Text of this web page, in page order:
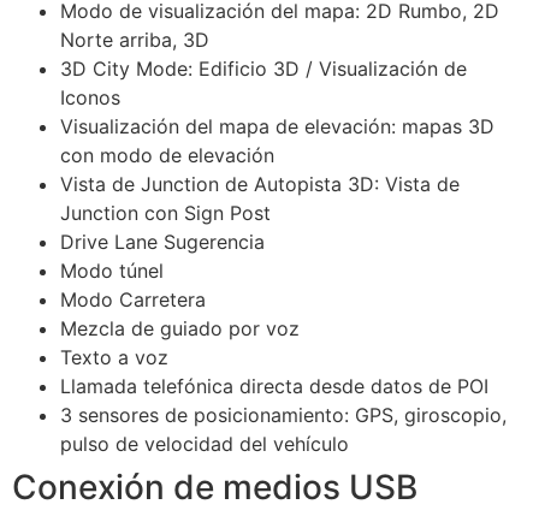
Modo de visualización del mapa: 2D Rumbo, 2D
Norte arriba, 3D
3D City Mode: Edificio 3D / Visualización de
Iconos
Visualización del mapa de elevación: mapas 3D
con modo de elevación
Vista de Junction de Autopista 3D: Vista de
Junction con Sign Post
Drive Lane Sugerencia
Modo túnel
Modo Carretera
Mezcla de guiado por voz
Texto a voz
Llamada telefónica directa desde datos de POI
3 sensores de posicionamiento: GPS, giroscopio,
pulso de velocidad del vehículo
Conexión de medios USB